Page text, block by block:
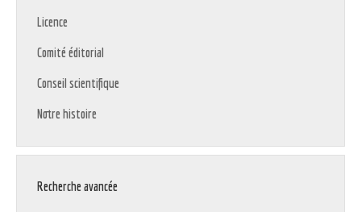
Licence
Comité éditorial
Conseil scientifique
Notre histoire
Recherche avancée